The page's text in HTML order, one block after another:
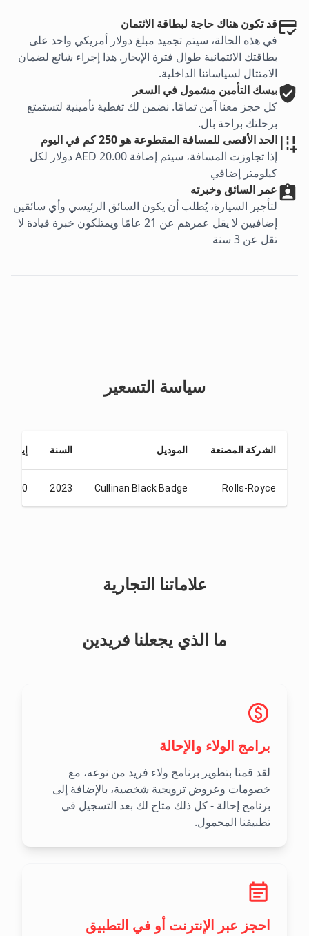
قد تكون هناك حاجة لبطاقة الائتمان
في هذه الحالة، سيتم تجميد مبلغ دولار أمريكي واحد على
بطاقتك الائتمانية طوال فترة الإيجار. هذا إجراء شائع لضمان
الامتثال لسياساتنا الداخلية.
بيسك التأمين مشمول في السعر
كل حجز معنا آمن تمامًا. نضمن لك تغطية تأمينية لتستمتع
برحلتك براحة بال.
الحد الأقصى للمسافة المقطوعة هو 250 كم في اليوم
إذا تجاوزت المسافة، سيتم إضافة AED 20.00 دولار لكل
كيلومتر إضافي
عمر السائق وخبرته
لتأجير السيارة، يُطلب أن يكون السائق الرئيسي وأي سائقين
إضافيين لا يقل عمرهم عن 21 عامًا ويمتلكون خبرة قيادة لا
تقل عن 3 سنة
سياسة التسعير
الشركة المصنعة الموديل السنة إيداع
Rolls-Royce
Cullinan Black Badge
2023
5.00
علاماتنا التجارية
ما الذي يجعلنا فريدين
برامج الولاء والإحالة
لقد قمنا بتطوير برنامج ولاء فريد من نوعه، مع
خصومات وعروض ترويجية شخصية، بالإضافة إلى
برنامج إحالة - كل ذلك متاح لك بعد التسجيل في
تطبيقنا المحمول.
احجز عبر الإنترنت أو في التطبيق